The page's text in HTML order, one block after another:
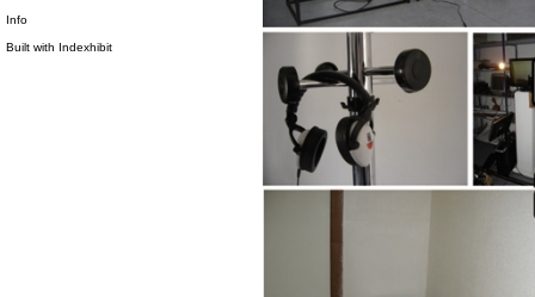
Info
Built with Indexhibit